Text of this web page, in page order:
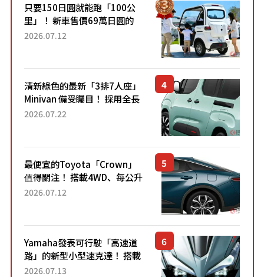
只要150日圓就能跑「100公
里」！ 新車售價69萬日圓的
「3人座」Trike大受歡迎！ 順
2026.07.12
清新綠色的最新「3排7人座」
Minivan 備受矚目！ 採用全長
4.7公尺剛剛好的車身尺寸與
2026.07.22
最便宜的Toyota「Crown」
值得關注！ 搭載4WD、每公升
22.4公里低油耗表現超亮眼！
2026.07.12
Yamaha發表可行駛「高速道
路」的新型小型速克達！ 搭載
能享受超強勁「渦輪感」的動
2026.07.13